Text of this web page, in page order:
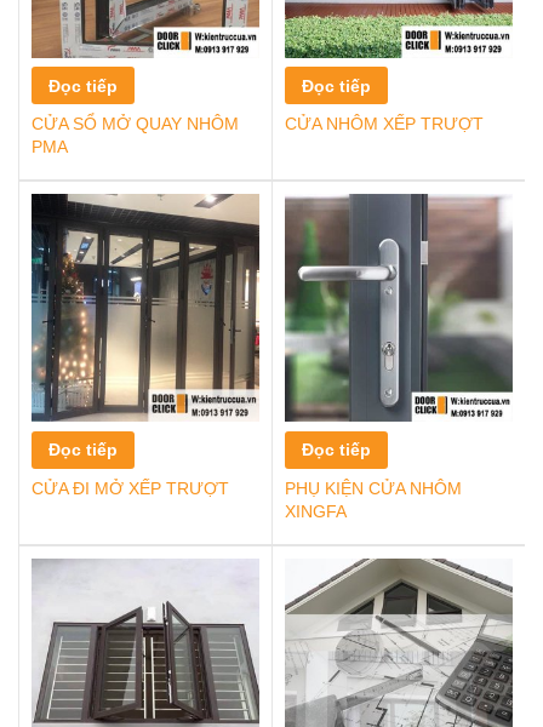
Đọc tiếp
CỬA SỔ MỞ QUAY NHÔM
PMA
Đọc tiếp
CỬA NHÔM XẾP TRƯỢT
Đọc tiếp
CỬA ĐI MỞ XẾP TRƯỢT
Đọc tiếp
PHỤ KIỆN CỬA NHÔM
XINGFA